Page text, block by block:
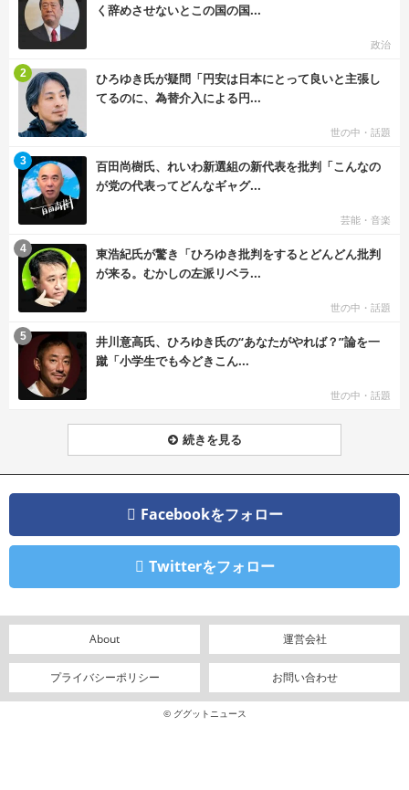
く辞めさせないとこの国の国...
政治
ひろゆき氏が疑問「円安は日本にとって良いと主張し
てるのに、為替介入による円...
世の中・話題
2
百田尚樹氏、れいわ新選組の新代表を批判「こんなの
が党の代表ってどんなギャグ...
芸能・音楽
3
東浩紀氏が驚き「ひろゆき批判をするとどんどん批判
が来る。むかしの左派リベラ...
世の中・話題
4
井川意高氏、ひろゆき氏の“あなたがやれば？”論を一
蹴「小学生でも今どきこん...
世の中・話題
5
続きを見る
Facebookをフォロー
Twitterをフォロー
About 運営会社
プライバシーポリシー お問い合わせ
© ググットニュース